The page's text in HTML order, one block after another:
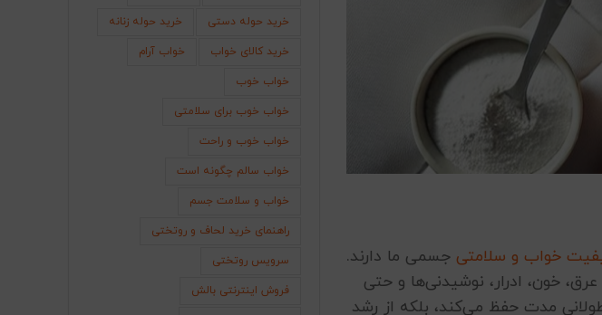
خواب و سلامتی جسمی ما دارند.
خون، ادرار، نوشیدنی‌ها و حتی
مدت حفظ می‌کند، بلکه از رشد
خرید حوله دستی خرید حوله زنانه
خرید کالای خواب خواب آرام
خواب خوب
خواب خوب برای سلامتی
خواب خوب و راحت
خواب سالم چگونه است
خواب و سلامت جسم
راهنمای خرید لحاف و روتختی
سرویس روتختی
فروش اینترنتی بالش